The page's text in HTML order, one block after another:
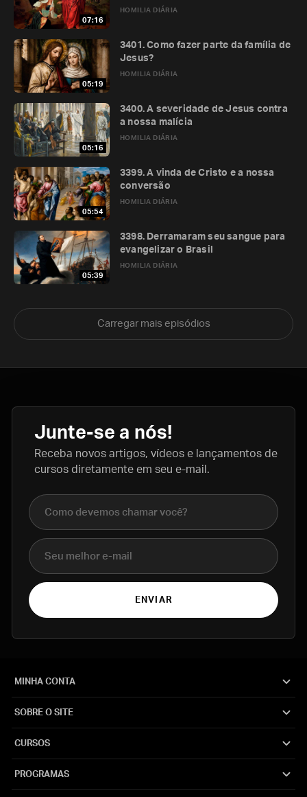
07:16
HOMILIA DIÁRIA
05:19
HOMILIA DIÁRIA
3401. Como fazer parte da família de
Jesus?
05:16
HOMILIA DIÁRIA
3400. A severidade de Jesus contra
a nossa malícia
05:54
HOMILIA DIÁRIA
3399. A vinda de Cristo e a nossa
conversão
05:39
HOMILIA DIÁRIA
3398. Derramaram seu sangue para
evangelizar o Brasil
Carregar mais episódios
Junte-se a nós!
Receba novos artigos, vídeos e lançamentos de
cursos diretamente em seu e-mail.
Nome completo
E-mail
ENVIAR
MINHA CONTA
SOBRE O SITE
CURSOS
PROGRAMAS